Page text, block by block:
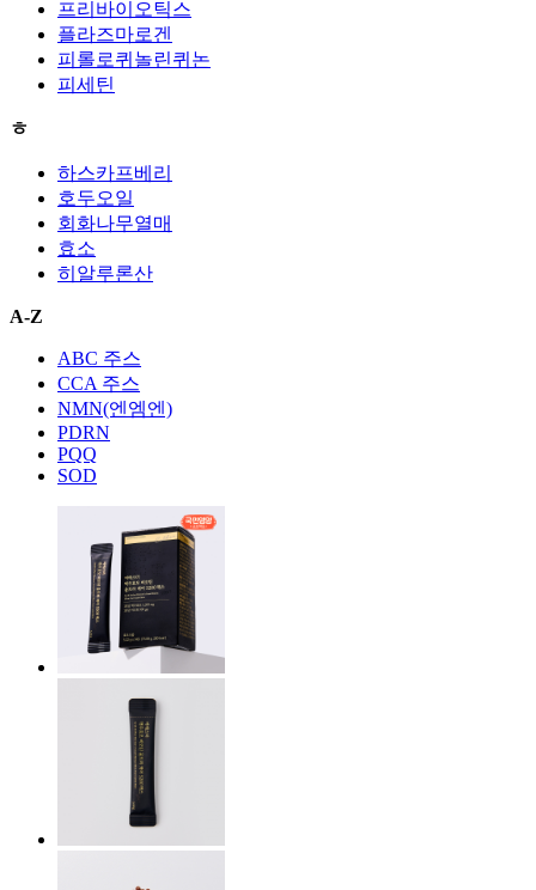
프리바이오틱스
플라즈마로겐
피롤로퀴놀린퀴논
피세틴
ㅎ
하스카프베리
호두오일
회화나무열매
효소
히알루론산
A-Z
ABC 주스
CCA 주스
NMN(엔엠엔)
PDRN
PQQ
SOD